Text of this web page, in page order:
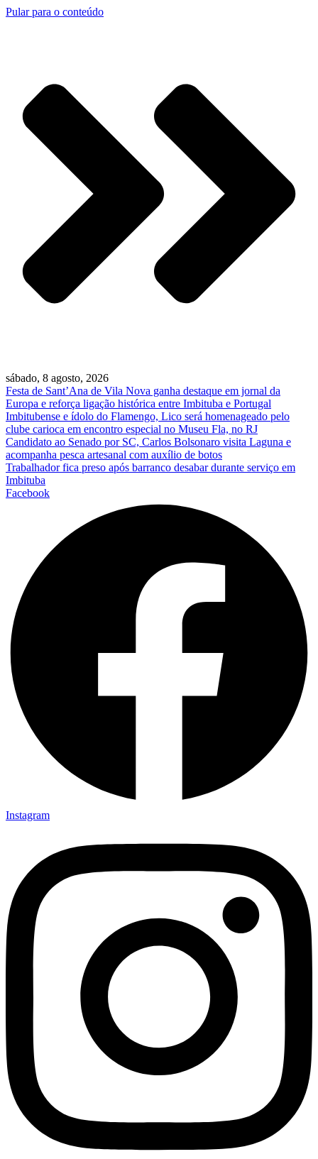
Pular para o conteúdo
sábado, 8 agosto, 2026
Festa de Sant’Ana de Vila Nova ganha destaque em jornal da
Europa e reforça ligação histórica entre Imbituba e Portugal
Imbitubense e ídolo do Flamengo, Lico será homenageado pelo
clube carioca em encontro especial no Museu Fla, no RJ
Candidato ao Senado por SC, Carlos Bolsonaro visita Laguna e
acompanha pesca artesanal com auxílio de botos
Trabalhador fica preso após barranco desabar durante serviço em
Imbituba
Facebook
Instagram